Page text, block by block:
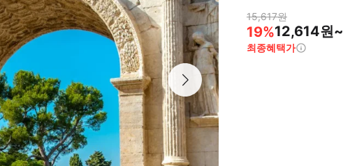
15,617원
19%12,614원~
최종혜택가